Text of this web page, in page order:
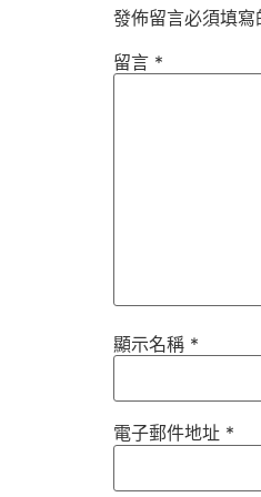
發佈留言必須填寫
留言 *
顯示名稱 *
電子郵件地址 *